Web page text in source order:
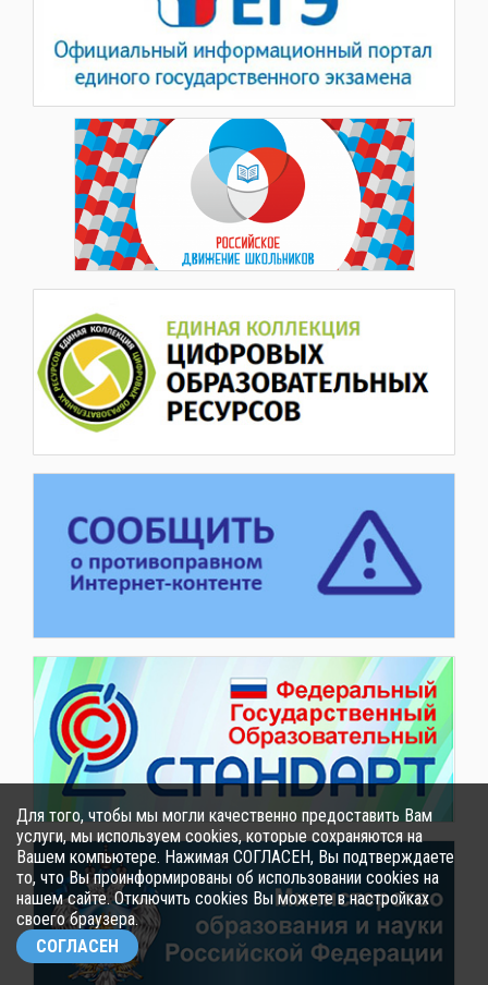
Для того, чтобы мы могли качественно предоставить Вам
услуги, мы используем cookies, которые сохраняются на
Вашем компьютере. Нажимая СОГЛАСЕН, Вы подтверждаете
то, что Вы проинформированы об использовании cookies на
нашем сайте. Отключить cookies Вы можете в настройках
своего браузера.
СОГЛАСЕН